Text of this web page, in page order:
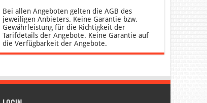
Bei allen Angeboten gelten die AGB des
jeweiligen Anbieters. Keine Garantie bzw.
Gewährleistung für die Richtigkeit der
Tarifdetails der Angebote. Keine Garantie auf
die Verfügbarkeit der Angebote.